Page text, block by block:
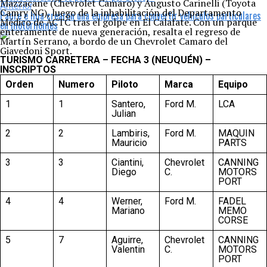
Anterior
Padre e hija crearon una empresa para convertir vehículos particulares
en motorhomes
Mazzacane (Chevrolet Camaro) y Augusto Carinelli (Toyota
Camry NG), luego de la inhabilitación del Departamento
Médico de ACTC tras el golpe en El Calafate. Con un parque
enteramente de nueva generación, resalta el regreso de
Martín Serrano, a bordo de un Chevrolet Camaro del
Giavedoni Sport.
TURISMO CARRETERA – FECHA 3 (NEUQUÉN) –
INSCRIPTOS
Orden
Numero Piloto Marca
Equipo
1
1
Santero,
Julian
Ford M. LCA
2 2
Lambiris,
Mauricio
Ford M.
MAQUIN
PARTS
3
3
Ciantini,
Diego
Chevrolet
C.
CANNING
MOTORS
PORT
4
4
Werner,
Mariano
Ford M.
FADEL
MEMO
CORSE
5
7
Aguirre,
Valentin
Chevrolet
C.
CANNING
MOTORS
PORT